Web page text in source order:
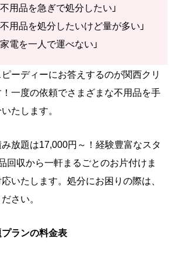
用品を急ぎで処分したい」
用品を処分したいけど量が多い」
電を一人で運べない」
ーディーにお答えするのが関西クリ
一度の依頼でさまざまな不用品を手
たします。
放題は17,000円～！経験豊富なスタ
回収から一軒まるごとのお片付けま
いたします。処分にお困りの際は、
さい。
ランの料金表